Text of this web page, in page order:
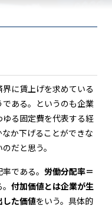
に賃上げを求めている
ある。というのも企業
る固定費を代表する経
か下げることができな
だと思う。
である。 労働分配率＝
付加価値とは企業が生
した価値をいう。具体的